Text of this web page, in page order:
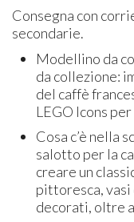
Consegna con
secondarie.
Modellino da
da collezione:
del caffè
LEGO Icons
Cosa c’è nella
salotto per la
creare un
pittoresca,
decorati, oltre